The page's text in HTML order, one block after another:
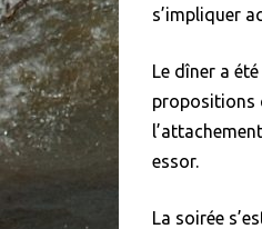
s’impliquer
Le dîner a
propositions
essor.
La soirée